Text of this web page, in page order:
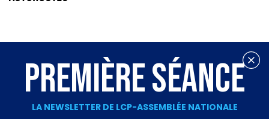
PREMIÈRE SÉANCE
LA NEWSLETTER DE LCP-ASSEMBLÉE NATIONALE